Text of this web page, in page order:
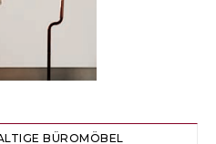
BÜROMÖBEL